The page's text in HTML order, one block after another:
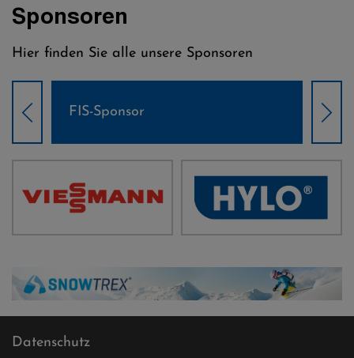
Sponsoren
Hier finden Sie alle unsere Sponsoren
Weltcup-Sponsoren Damen